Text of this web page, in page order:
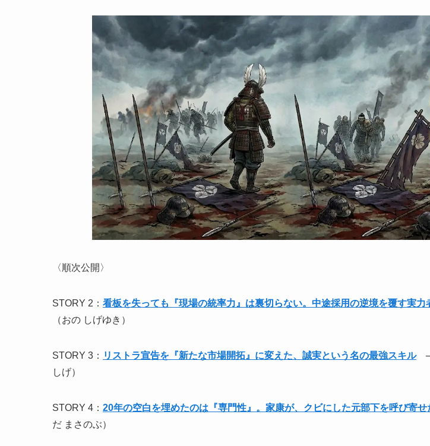
〈順次公開〉
STORY 2： 看板を失っても『現場の統率力』は裏切らない。中途採用の逆境を覆す実力
（おの しげゆき）
STORY 3： リストラ宣告を『新たな市場開拓』に変えた、誠実という名の最強スキル──
しげ）
STORY 4： 20年の空白を埋めたのは『専門性』。家康が、クビにした元部下を呼び寄せ
だ まさのぶ）